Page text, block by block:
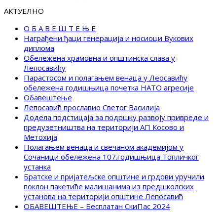
АКТУЕЛНО
О Б А В Е Ш Т Е Њ Е
Награђени ђаци генерација и носиоци Вукових
диплома
Обележена храмовна и општинска слава у
Лепосавићу
Парастосом и полагањем венаца у Леосавићу
обележена годишњица почетка НАТО агресије
Обавештење
Лепосавић прославио Светог Василија
Додела подстицаја за подршку развоју привреде и
предузетништва на територији АП Косово и
Метохија
Полагањем венаца и свечаном академијом у
Сочаници обележена 107.годишњица Топличког
устанка
Братске и пријатељске општине и грдови уручили
поклон пакетиће малишанима из предшколских
установа на територији општине Лепосавић
ОБАВЕШТЕЊЕ – Бесплатан СкиПас 2024